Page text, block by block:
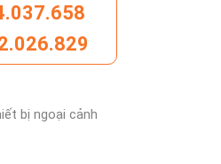
bị ngoại cảnh